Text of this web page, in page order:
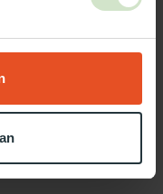
beste bij jou past?